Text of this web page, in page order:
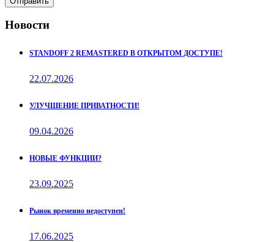
Новости
STANDOFF 2 REMASTERED В ОТКРЫТОМ ДОСТУПЕ!
22.07.2026
УЛУЧШЕНИЕ ПРИВАТНОСТИ!
09.04.2026
НОВЫЕ ФУНКЦИИ?
23.09.2025
Рынок временно недоступен!
17.06.2025